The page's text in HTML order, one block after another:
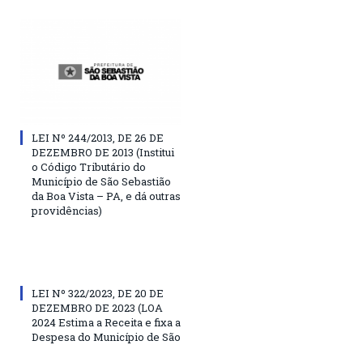
LEI Nº 244/2013, DE 26 DE
DEZEMBRO DE 2013 (Institui
o Código Tributário do
Município de São Sebastião
da Boa Vista – PA, e dá outras
providências)
LEI Nº 322/2023, DE 20 DE
DEZEMBRO DE 2023 (LOA
2024 Estima a Receita e fixa a
Despesa do Município de São